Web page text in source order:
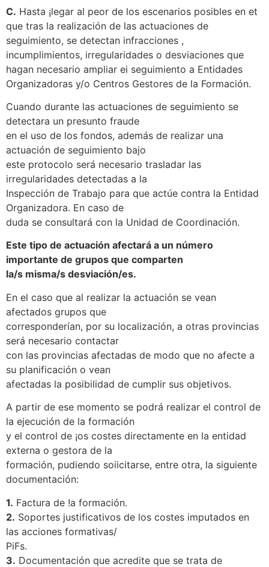
C. Hasta ¡legar al peor de los escenarios posibles en et
que tras la realización de las actuaciones de
seguimiento, se detectan infracciones ,
incumplimientos, irregularidades o desviaciones que
hagan necesario ampliar ei seguimiento a Entidades
Organizadoras y/o Centros Gestores de la Formación.
Cuando durante las actuaciones de seguimiento se
detectara un presunto fraude
en el uso de los fondos, además de realizar una
actuación de seguimiento bajo
este protocolo será necesario trasladar las
irregularidades detectadas a la
Inspección de Trabajo para que actúe contra la Entidad
Organizadora. En caso de
duda se consultará con la Unidad de Coordinación.
Este tipo de actuación afectará a un número
importante de grupos que comparten
la/s misma/s desviación/es.
En el caso que al realizar la actuación se vean
afectados grupos que
corresponderían, por su localización, a otras provincias
será necesario contactar
con las provincias afectadas de modo que no afecte a
su planificación o vean
afectadas la posibilidad de cumplir sus objetivos.
A partir de ese momento se podrá realizar el control de
la ejecución de la formación
y el control de ¡os costes directamente en la entidad
externa o gestora de la
formación, pudiendo soiicitarse, entre otra, la siguiente
documentación:
1. Factura de !a formación.
2. Soportes justificativos de los costes imputados en
las acciones formativas/
PiFs.
3. Documentación que acredite que se trata de